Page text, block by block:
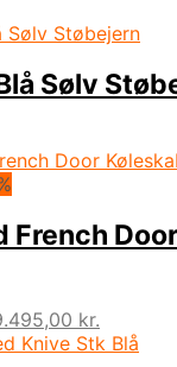
Sølv
French
kr.
aktuelle